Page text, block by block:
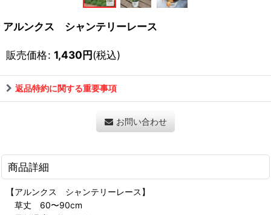
アルンクス シャンテリーレース
販売価格: 1,430円(税込)
返品特約に関する重要事項
お問い合わせ
商品詳細
【アルンクス シャンテリーレース】
草丈 60〜90cm